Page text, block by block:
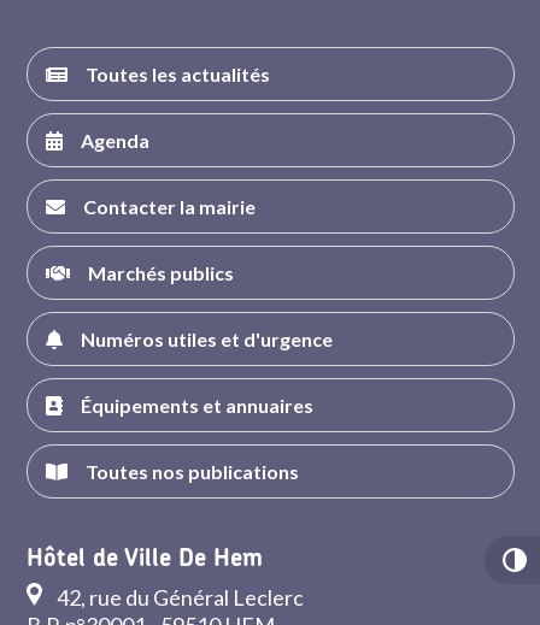
Toutes les actualités
Agenda
Contacter la mairie
Marchés publics
Numéros utiles et d'urgence
Équipements et annuaires
Toutes nos publications
Hôtel de Ville De Hem
42, rue du Général Leclerc